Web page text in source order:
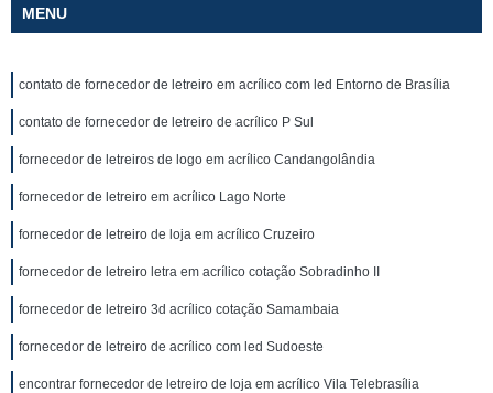
MENU
contato de fornecedor de letreiro em acrílico com led Entorno de Brasília
contato de fornecedor de letreiro de acrílico P Sul
fornecedor de letreiros de logo em acrílico Candangolândia
fornecedor de letreiro em acrílico Lago Norte
fornecedor de letreiro de loja em acrílico Cruzeiro
fornecedor de letreiro letra em acrílico cotação Sobradinho II
fornecedor de letreiro 3d acrílico cotação Samambaia
fornecedor de letreiro de acrílico com led Sudoeste
encontrar fornecedor de letreiro de loja em acrílico Vila Telebrasília